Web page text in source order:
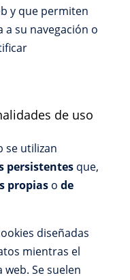
y que permiten
su navegación o
de uso
se utilizan
persistentesque,
propiaso de
diseñadas
mientras el
Se suelen